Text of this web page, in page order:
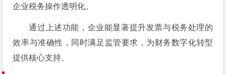
企业税务操作透明化。
通过上述功能，企业能显著提升发票与税务处理的
效率与准确性，同时满足监管要求，为财务数字化转型
提供核心支持。